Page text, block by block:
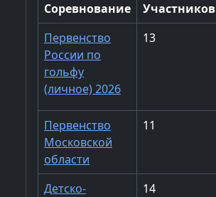
Соревнование Участников
Первенство
России по
гольфу
(личное) 2026
13
Первенство
Московской
области
11
Детско-
14